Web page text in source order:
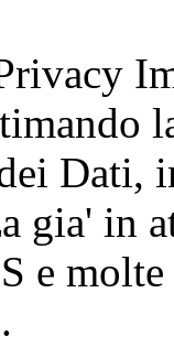
Dati,
gia' in
e